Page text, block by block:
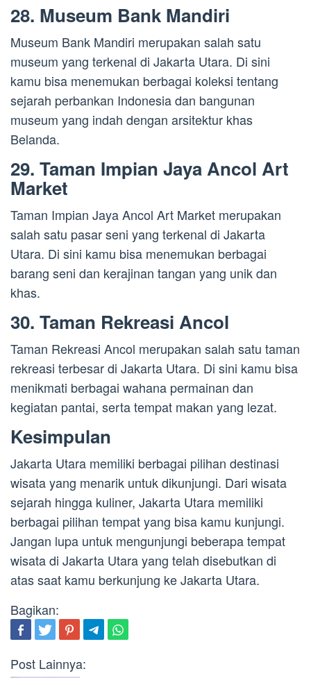
28. Museum Bank Mandiri
Museum Bank Mandiri merupakan salah satu
museum yang terkenal di Jakarta Utara. Di sini
kamu bisa menemukan berbagai koleksi tentang
sejarah perbankan Indonesia dan bangunan
museum yang indah dengan arsitektur khas
Belanda.
29. Taman Impian Jaya Ancol Art
Market
Taman Impian Jaya Ancol Art Market merupakan
salah satu pasar seni yang terkenal di Jakarta
Utara. Di sini kamu bisa menemukan berbagai
barang seni dan kerajinan tangan yang unik dan
khas.
30. Taman Rekreasi Ancol
Taman Rekreasi Ancol merupakan salah satu taman
rekreasi terbesar di Jakarta Utara. Di sini kamu bisa
menikmati berbagai wahana permainan dan
kegiatan pantai, serta tempat makan yang lezat.
Kesimpulan
Jakarta Utara memiliki berbagai pilihan destinasi
wisata yang menarik untuk dikunjungi. Dari wisata
sejarah hingga kuliner, Jakarta Utara memiliki
berbagai pilihan tempat yang bisa kamu kunjungi.
Jangan lupa untuk mengunjungi beberapa tempat
wisata di Jakarta Utara yang telah disebutkan di
atas saat kamu berkunjung ke Jakarta Utara.
Bagikan:
Post Lainnya: